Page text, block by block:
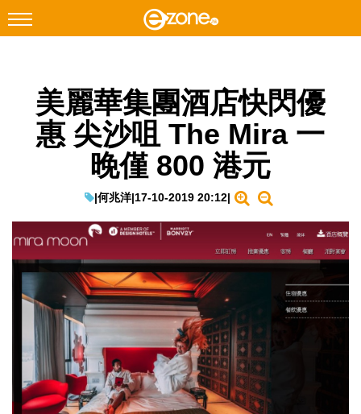
Facebook Instagram
科技焦點
教學評測
生成式AI與雲端應用
Enterprise Digital Transformation
特集
美麗華集團酒店快閃優
惠 尖沙咀 The Mira 一
晚僅 800 港元
|何兆洋|17-10-2019 20:12|